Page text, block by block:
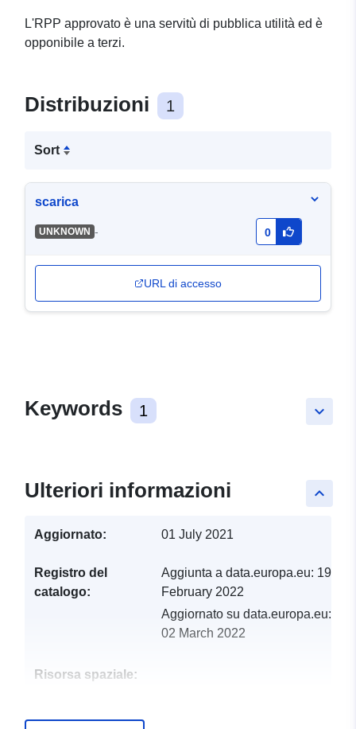
L'RPP approvato è una servitù di pubblica utilità ed è
opponibile a terzi.
Distribuzioni 1
Sort
scarica
UNKNOWN - 0
URL di accesso
keyboard_arrow_down
Keywords 1
keyboard_arrow_up
Ulteriori informazioni
Aggiornato: 01 July 2021
Registro del
catalogo:
Aggiunta a data.europa.eu: 19
February 2022
Aggiornato su data.europa.eu:
02 March 2022
Risorsa spaziale: